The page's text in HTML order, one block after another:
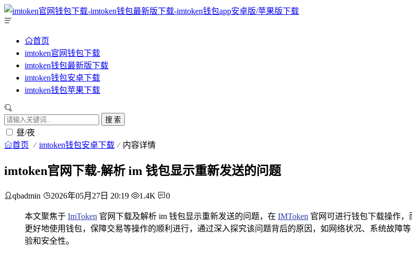
首页
imtoken官网钱包下载
imtoken钱包最新版下载
imtoken钱包安卓下载
imtoken钱包苹果下载
搜 索
昼/夜
首页 imtoken钱包安卓下载 内容详情
imtoken官网下载-解析 im 钱包显示重新发送的问题
qbadmin 2026年05月27日 20:19 1.4K 0
本文聚焦于 ImToken 官网下载及解析 im 钱包显示重新发送的问题，在 IMToken 官网可进行钱包下载操作
更好地使用钱包，保障交易等操作的顺利进行，通过深入探究该问题背后的原因，如网络状况、系统故障
验和安全性。